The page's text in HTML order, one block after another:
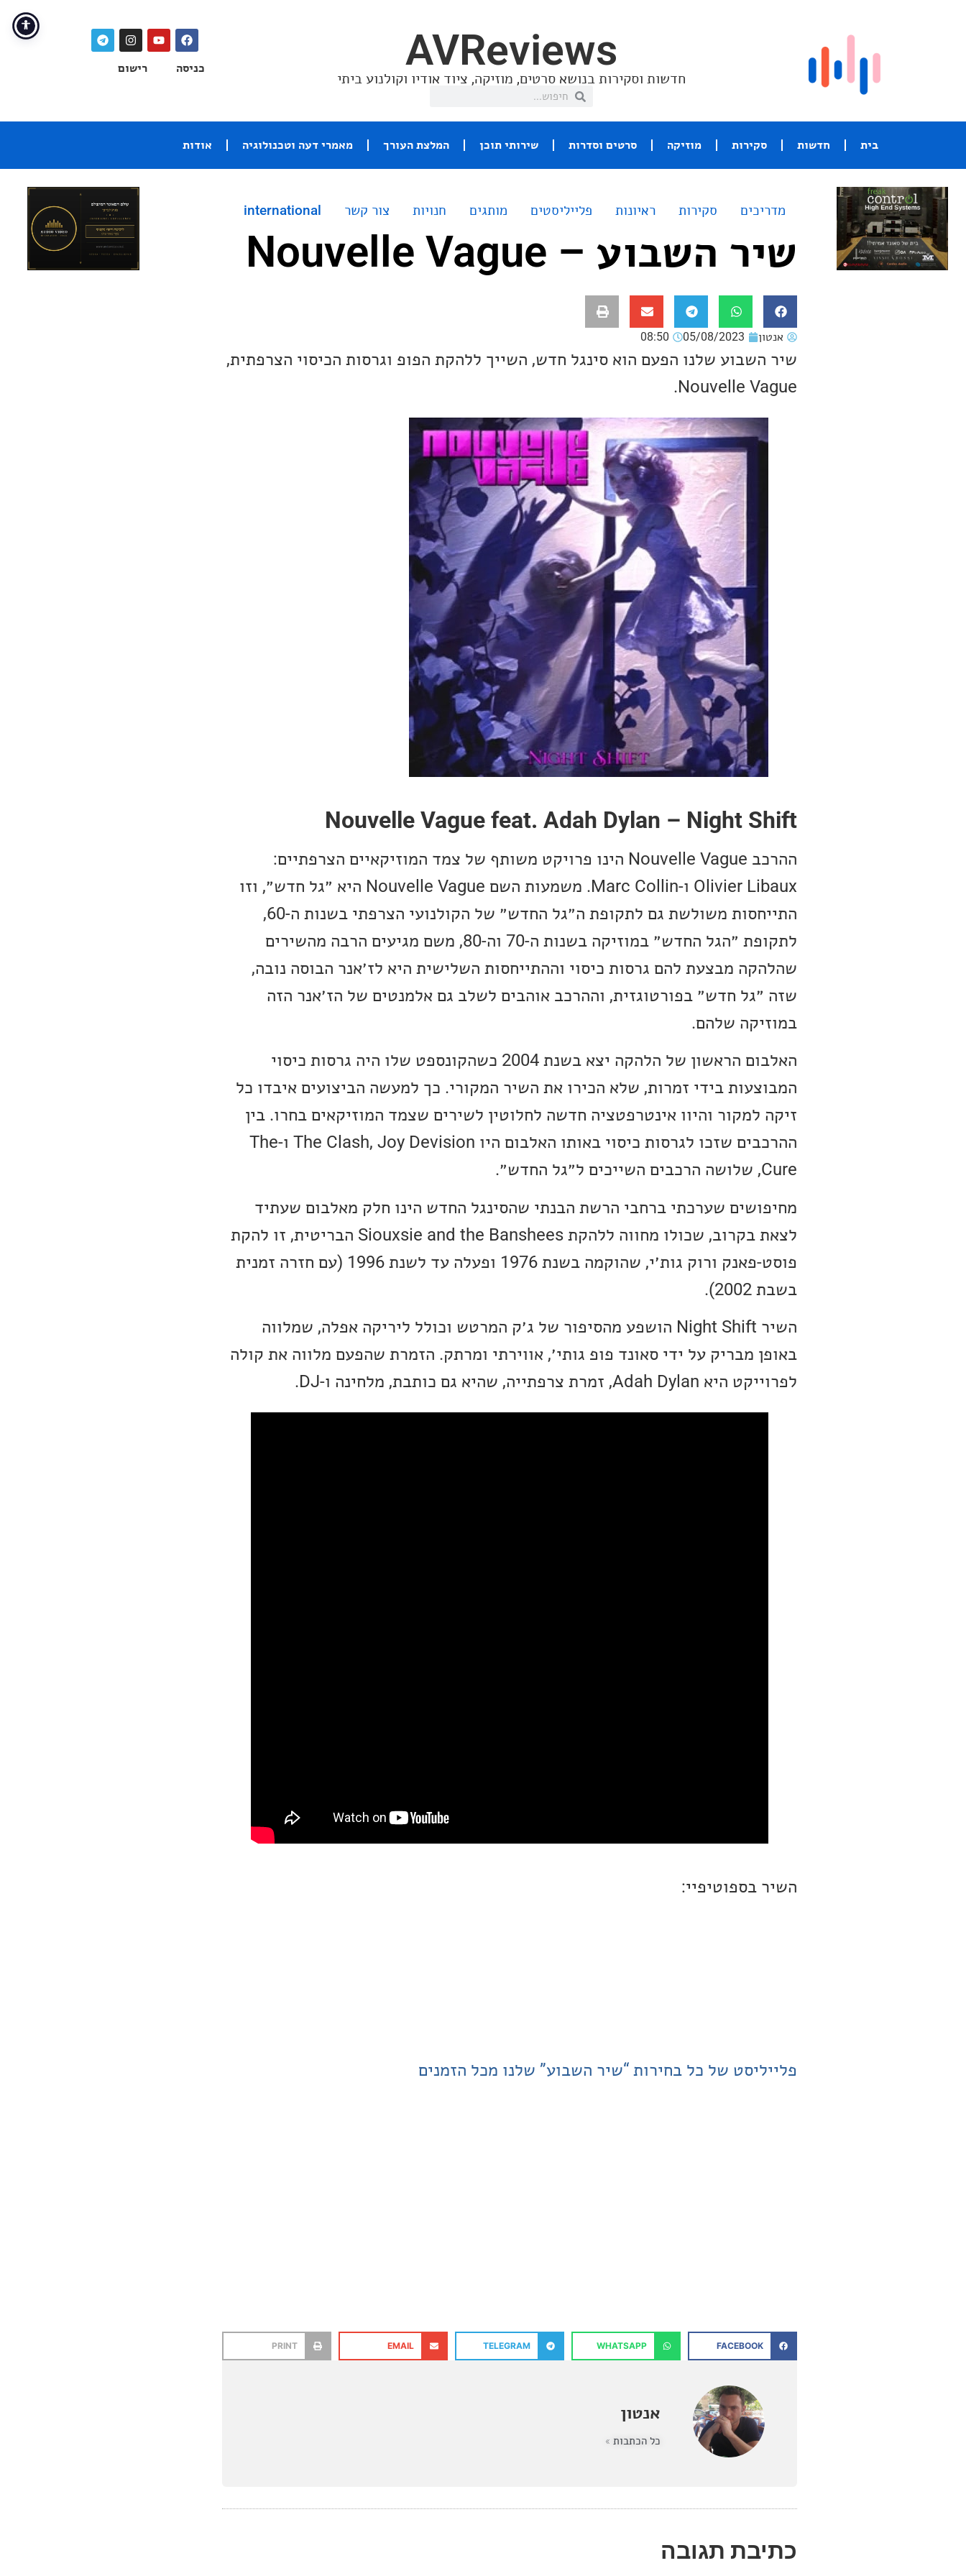
AVReviews
חדשות וסקירות בנושא סרטים, מוזיקה, ציוד אודיו וקולנוע ביתי
כניסה רישום
בית חדשות סקירות מוזיקה סרטים וסדרות שירותי תוכן המלצת העורך מאמרי דעה וטכנולוגיה אודות
מדריכים סקירות ראיונות פלייליסטים מותגים חנויות צור קשר international
שיר השבוע – Nouvelle Vague
אנטון 05/08/2023
08:50
שיר השבוע שלנו הפעם הוא סינגל חדש, השייך ללהקת הפופ וגרסות הכיסוי הצרפתית,
Nouvelle Vague.
Nouvelle Vague feat. Adah Dylan – Night Shift
ההרכב Nouvelle Vague הינו פרויקט משותף של צמד המוזיקאיים הצרפתיים:
Olivier Libaux ו-Marc Collin. משמעות השם Nouvelle Vague היא ״גל חדש״, וזו
התייחסות משולשת גם לתקופת ה״גל החדש״ של הקולנועי הצרפתי בשנות ה-60,
לתקופת ״הגל החדש״ במוזיקה בשנות ה-70 וה-80, משם מגיעים הרבה מהשירים
שהלהקה מבצעת להם גרסות כיסוי וההתייחסות השלישית היא לז׳אנר הבוסה נובה,
שזה ״גל חדש״ בפורטוגזית, וההרכב אוהבים לשלב גם אלמנטים של הז׳אנר הזה
במוזיקה שלהם.
האלבום הראשון של הלהקה יצא בשנת 2004 כשהקונספט שלו היה גרסות כיסוי
המבוצעות בידי זמרות, שלא הכירו את השיר המקורי. כך למעשה הביצועים איבדו כל
זיקה למקור והיוו אינטרפטציה חדשה לחלוטין לשירים שצמד המוזיקאים בחרו. בין
ההרכבים שזכו לגרסות כיסוי באותו האלבום היו The Clash, Joy Devision ו-The
Cure, שלושה הרכבים השייכים ל״גל החדש״.
מחיפושים שערכתי ברחבי הרשת הבנתי שהסינגל החדש הינו חלק מאלבום שעתיד
לצאת בקרוב, שכולו מחווה ללהקת Siouxsie and the Banshees הבריטית, זו להקת
פוסט-פאנק ורוק גות׳י, שהוקמה בשנת 1976 ופעלה עד לשנת 1996 (עם חזרה זמנית
בשבת 2002).
השיר Night Shift הושפע מהסיפור של ג׳ק המרטש וכולל ליריקה אפלה, שמלווה
באופן מבריק על ידי סאונד פופ גותי׳, אווירתי ומרתק. הזמרת שהפעם מלווה את קולה
לפרוייקט היא Adah Dylan, זמרת צרפתייה, שהיא גם כותבת, מלחינה ו-DJ.
השיר בספוטיפיי:
פלייליסט של כל בחירות “שיר השבוע” שלנו מכל הזמנים
FACEBOOK
WHATSAPP
TELEGRAM
EMAIL
PRINT
אנטון
כל הכתבות »
כתיבת תגובה